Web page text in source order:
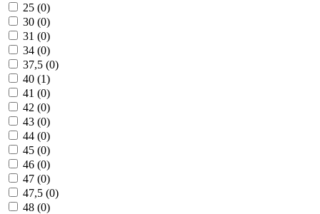
25 (0)
30 (0)
31 (0)
34 (0)
37,5 (0)
40 (1)
41 (0)
42 (0)
43 (0)
44 (0)
45 (0)
46 (0)
47 (0)
47,5 (0)
48 (0)